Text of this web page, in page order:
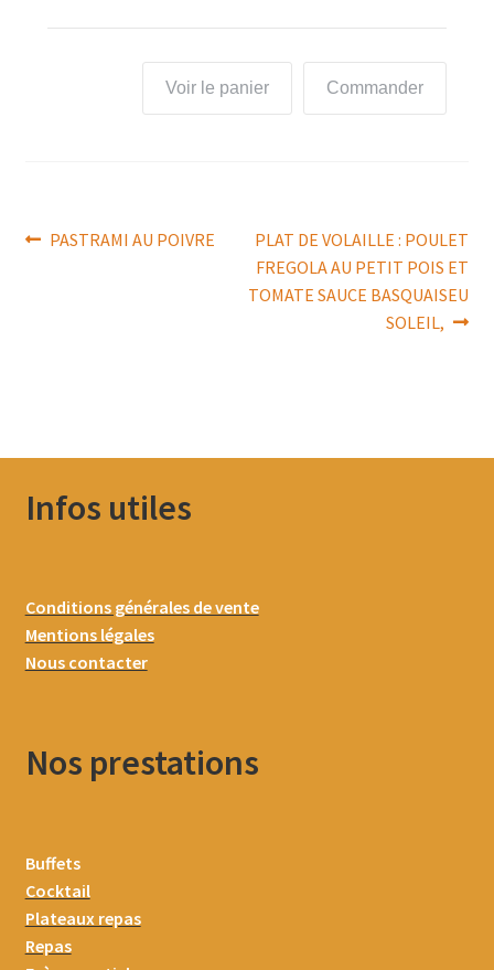
Commander
Voir le panier
Navigation
Article
PASTRAMI AU POIVRE
Article
suivant :
PLAT DE VOLAILLE : POULET
FREGOLA AU PETIT POIS ET
TOMATE SAUCE BASQUAISEU
SOLEIL,
Infos utiles
Conditions générales de vente
Mentions légales
Nous contacter
Nos prestations
Buffets
Cocktail
Plateaux repas
Repas